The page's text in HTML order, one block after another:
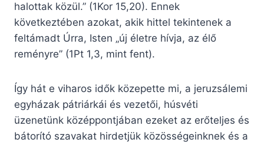
halottak közül.” (1Kor 15,20). Ennek
következtében azokat, akik hittel tekintenek a
feltámadt Úrra, Isten „új életre hívja, az élő
reményre” (1Pt 1,3, mint fent).
Így hát e viharos idők közepette mi, a jeruzsálemi
egyházak pátriárkái és vezetői, húsvéti
üzenetünk középpontjában ezeket az erőteljes és
bátorító szavakat hirdetjük közösségeinknek és a